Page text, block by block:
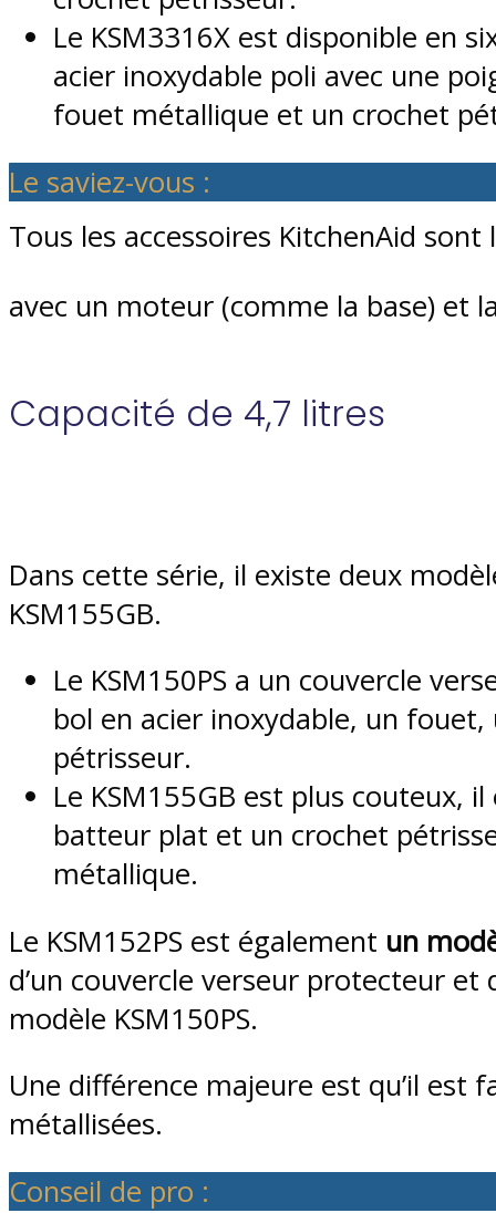
Le KSM3316X est disponible en
acier inoxydable poli avec une
fouet métallique et un crochet
Le saviez-vous :
Tous les accessoires KitchenAid
avec un moteur (comme la base) et
Capacité de 4,7 litres
Dans cette série, il existe deux
KSM155GB.
Le KSM150PS a un couvercle
bol en acier inoxydable, un
pétrisseur.
Le KSM155GB est plus couteux,
batteur plat et un crochet
métallique.
Le KSM152PS est également un
d’un couvercle verseur protecteur et
modèle KSM150PS.
Une différence majeure est qu’il est
métallisées.
Conseil de pro :